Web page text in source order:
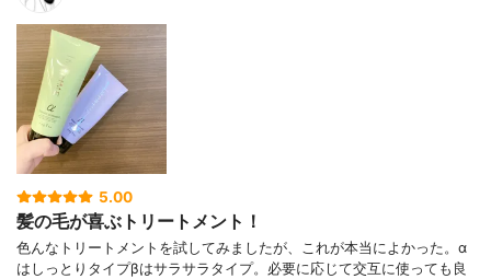
5.00
髪の毛が喜ぶトリートメント！
色んなトリートメントを試してみましたが、これが本当によかった。α
はしっとりタイプβはサラサラタイプ。必要に応じて交互に使っても良